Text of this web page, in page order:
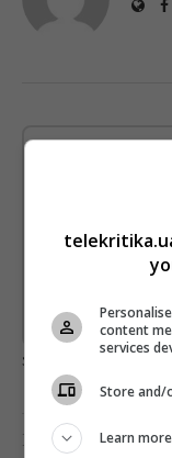
загрузка...
Попередня стаття
content
services
Store and/
Learn more